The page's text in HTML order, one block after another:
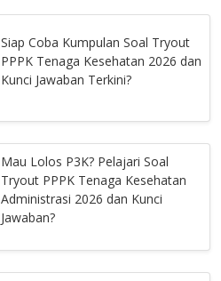
Siap Coba Kumpulan Soal Tryout
PPPK Tenaga Kesehatan 2026 dan
Kunci Jawaban Terkini?
Mau Lolos P3K? Pelajari Soal
Tryout PPPK Tenaga Kesehatan
Administrasi 2026 dan Kunci
Jawaban?